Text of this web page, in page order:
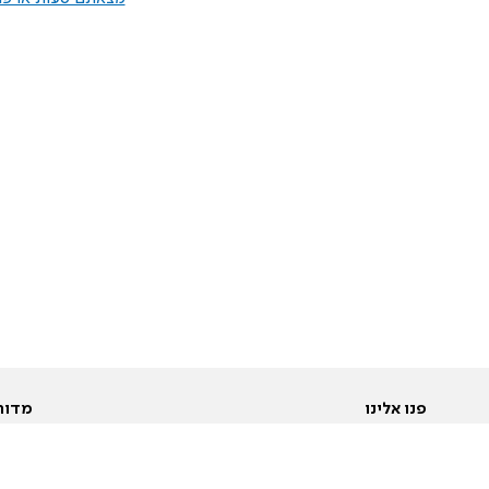
פנו אלינו